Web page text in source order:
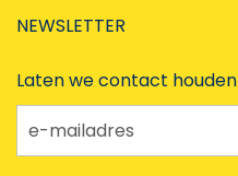
NEWSLETTER
Laten we contact houden
e-mailadres